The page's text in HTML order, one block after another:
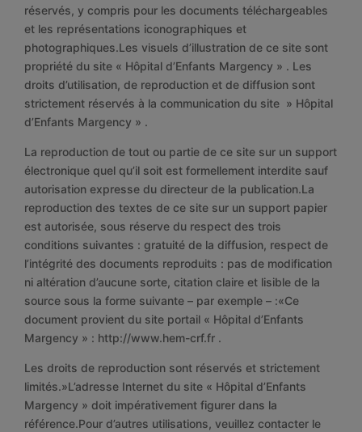
réservés, y compris pour les documents téléchargeables
et les représentations iconographiques et
photographiques.Les visuels d’illustration de ce site sont
propriété du site « Hôpital d’Enfants Margency » . Les
droits d’utilisation, de reproduction et de diffusion sont
strictement réservés à la communication du site » Hôpital
d’Enfants Margency » .
La reproduction de tout ou partie de ce site sur un support
électronique quel qu’il soit est formellement interdite sauf
autorisation expresse du directeur de la publication.La
reproduction des textes de ce site sur un support papier
est autorisée, sous réserve du respect des trois
conditions suivantes : gratuité de la diffusion, respect de
l’intégrité des documents reproduits : pas de modification
ni altération d’aucune sorte, citation claire et lisible de la
source sous la forme suivante – par exemple – :«Ce
document provient du site portail « Hôpital d’Enfants
Margency » : http://www.hem-crf.fr .
Les droits de reproduction sont réservés et strictement
limités.»L’adresse Internet du site « Hôpital d’Enfants
Margency » doit impérativement figurer dans la
référence.Pour d’autres utilisations, veuillez contacter le